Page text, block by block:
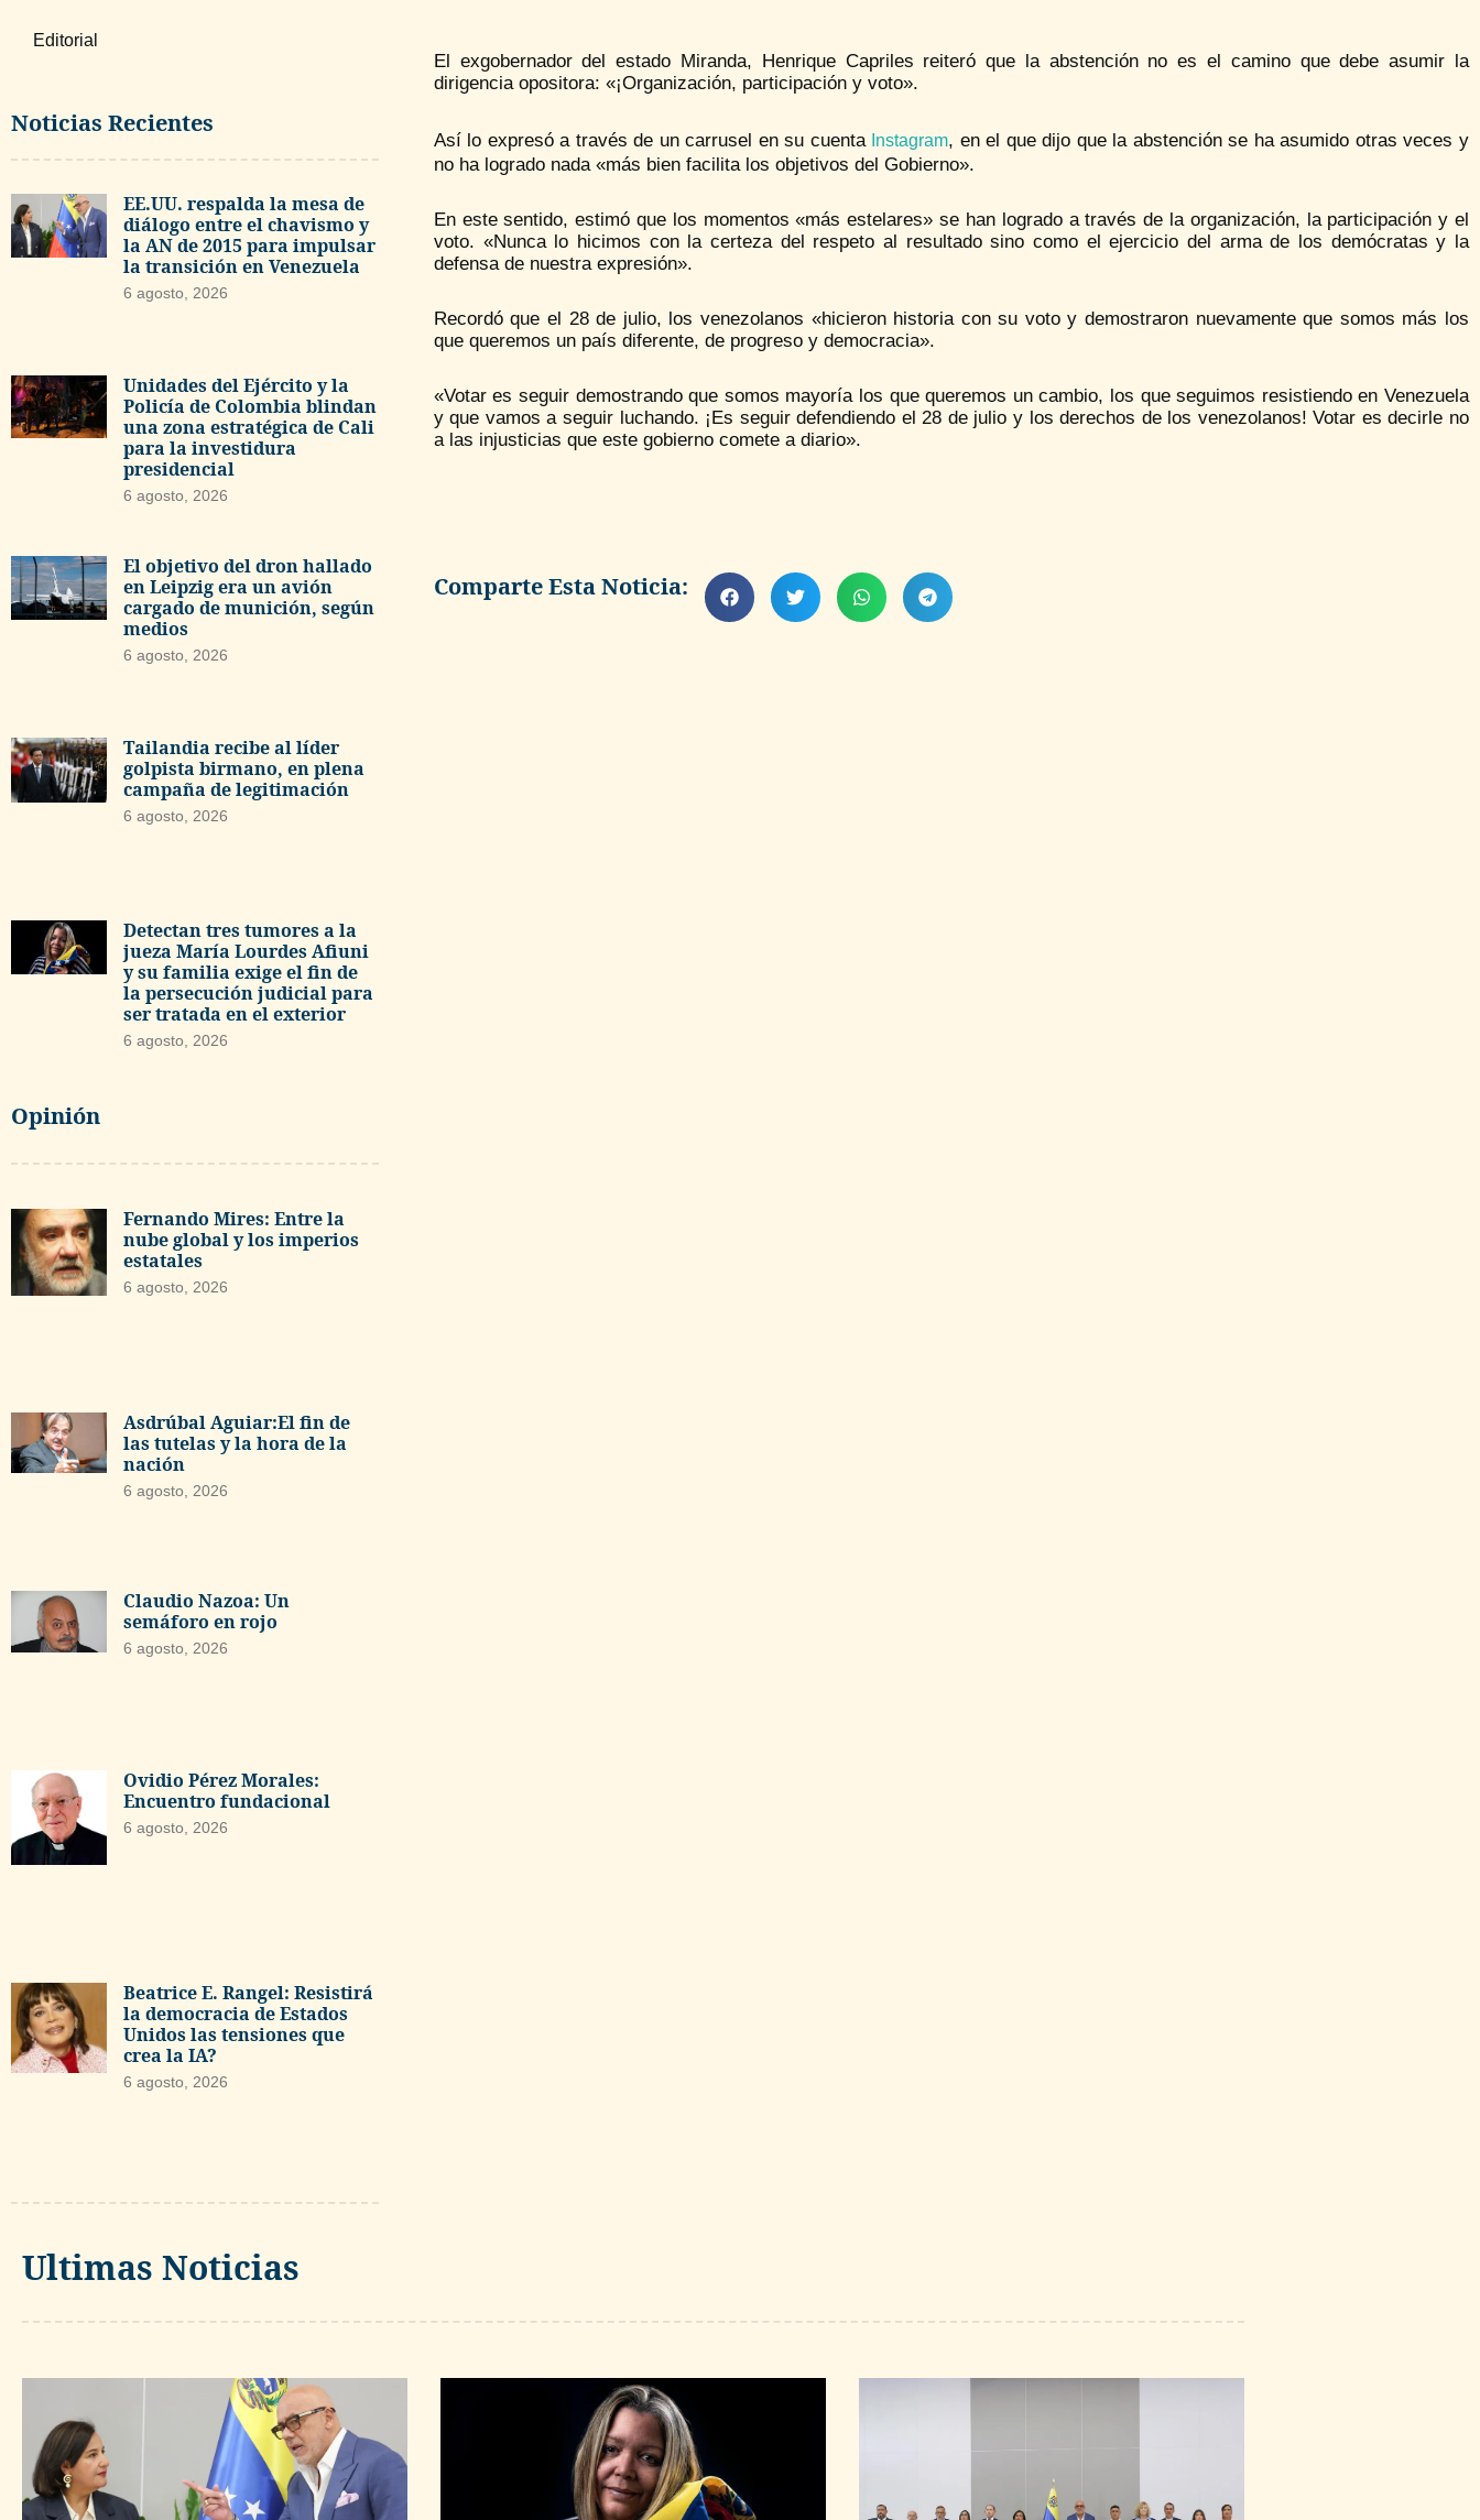
Editorial
Noticias Recientes
EE.UU. respalda la mesa de
diálogo entre el chavismo y
la AN de 2015 para impulsar
la transición en Venezuela
6 agosto, 2026
Unidades del Ejército y la
Policía de Colombia blindan
una zona estratégica de Cali
para la investidura
presidencial
6 agosto, 2026
El objetivo del dron hallado
en Leipzig era un avión
cargado de munición, según
medios
6 agosto, 2026
Tailandia recibe al líder
golpista birmano, en plena
campaña de legitimación
6 agosto, 2026
Detectan tres tumores a la
jueza María Lourdes Afiuni
y su familia exige el fin de
la persecución judicial para
ser tratada en el exterior
6 agosto, 2026
Opinión
Fernando Mires: Entre la
nube global y los imperios
estatales
6 agosto, 2026
Asdrúbal Aguiar:El fin de
las tutelas y la hora de la
nación
6 agosto, 2026
Claudio Nazoa: Un
semáforo en rojo
6 agosto, 2026
Ovidio Pérez Morales:
Encuentro fundacional
6 agosto, 2026
Beatrice E. Rangel: Resistirá
la democracia de Estados
Unidos las tensiones que
crea la IA?
6 agosto, 2026
El exgobernador del estado Miranda, Henrique Capriles reiteró que la abstención no es el camino que debe asumir la
dirigencia opositora: «¡Organización, participación y voto».
Así lo expresó a través de un carrusel en su cuenta Instagram, en el que dijo que la abstención se ha asumido otras veces y
no ha logrado nada «más bien facilita los objetivos del Gobierno».
En este sentido, estimó que los momentos «más estelares» se han logrado a través de la organización, la participación y el
voto. «Nunca lo hicimos con la certeza del respeto al resultado sino como el ejercicio del arma de los demócratas y la
defensa de nuestra expresión».
Recordó que el 28 de julio, los venezolanos «hicieron historia con su voto y demostraron nuevamente que somos más los
que queremos un país diferente, de progreso y democracia».
«Votar es seguir demostrando que somos mayoría los que queremos un cambio, los que seguimos resistiendo en Venezuela
y que vamos a seguir luchando. ¡Es seguir defendiendo el 28 de julio y los derechos de los venezolanos! Votar es decirle no
a las injusticias que este gobierno comete a diario».
Comparte Esta Noticia:
Ultimas Noticias